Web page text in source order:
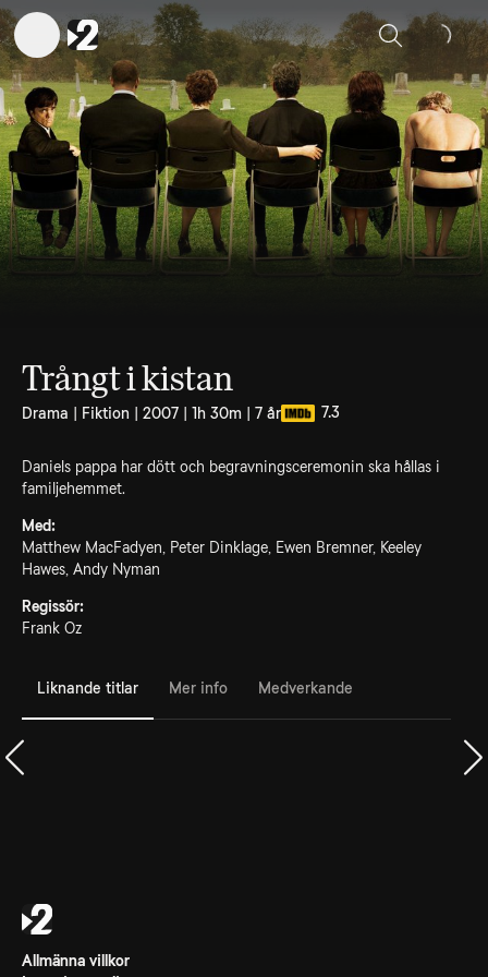
Sök
Trångt i kistan
Drama | Fiktion | 2007 | 1h 30m | 7 år 7.3
Daniels pappa har dött och begravningsceremonin ska hållas i
familjehemmet.
Med:
Matthew MacFadyen, Peter Dinklage, Ewen Bremner, Keeley
Hawes, Andy Nyman
Regissör:
Frank Oz
Liknande titlar Mer info Medverkande
Allmänna villkor